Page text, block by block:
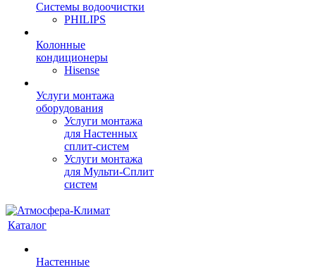
Системы водоочистки
PHILIPS
Колонные
кондиционеры
Hisense
Услуги монтажа
оборудования
Услуги монтажа
для Настенных
сплит-систем
Услуги монтажа
для Мульти-Сплит
систем
Каталог
Настенные